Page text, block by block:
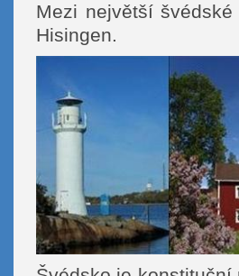
Mezi největší
Hisingen.